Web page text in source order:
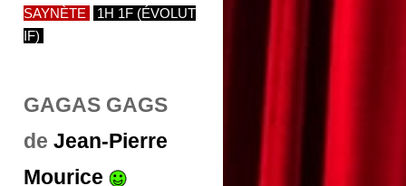
SAYNÈTE
1H 1F (ÉVOLUT
IF)
GAGAS GAGS
deJean-Pierre
Mourice